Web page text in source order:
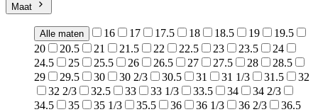
Maat
Alle maten 16 17 17.5 18 18.5 19
19.5
20
20.5 21 21.5 22 22.5 23 23.5
24
24.5
25 25.5 26 26.5 27 27.5 28
28.5
29
29.5 30 30 2/3 30.5 31 31 1/3 31.5
32
32 2/3
32.5 33 33 1/3 33.5 34
34 2/3
34.5
35 35 1/3 35.5 36 36 1/3 36 2/3
36.5